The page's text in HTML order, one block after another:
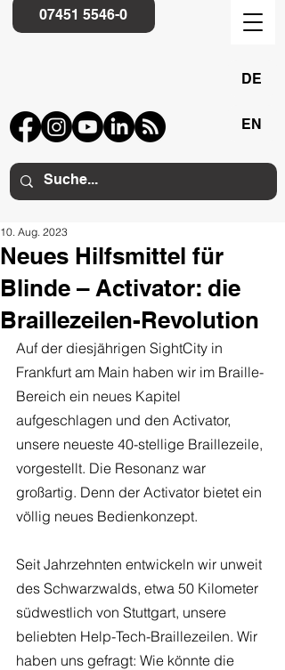
07451 5546-0
DE
EN
Neues Hilfsmittel für
Blinde – Activator: die
Braillezeilen-Revolution
10. Aug. 2023
Auf der diesjährigen SightCity in
Frankfurt am Main haben wir im Braille-
Bereich ein neues Kapitel
aufgeschlagen und den Activator,
unsere neueste 40-stellige Braillezeile,
vorgestellt. Die Resonanz war
großartig. Denn der Activator bietet ein
völlig neues Bedienkonzept.
Seit Jahrzehnten entwickeln wir unweit
des Schwarzwalds, etwa 50 Kilometer
südwestlich von Stuttgart, unsere
beliebten Help-Tech-Braillezeilen. Wir
haben uns gefragt: Wie könnte die